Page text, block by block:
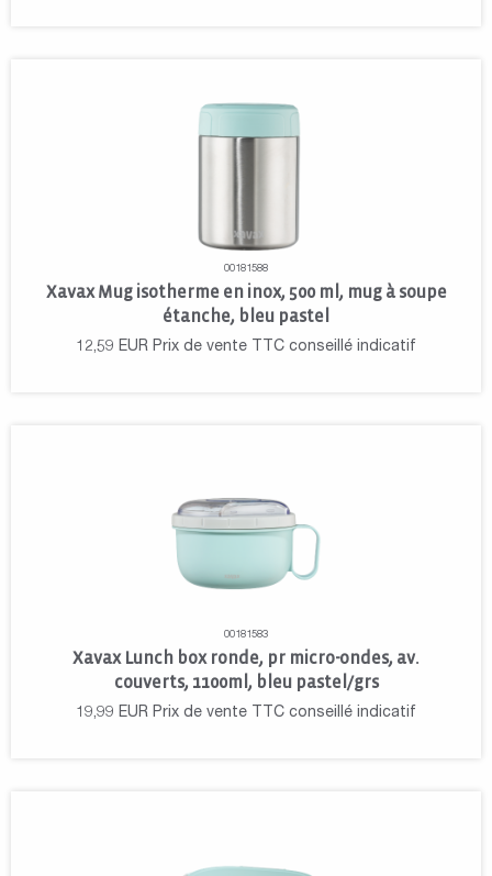
00181588
Xavax Mug isotherme en inox, 500 ml, mug à soupe
étanche, bleu pastel
12,59 EUR Prix de vente TTC conseillé indicatif
00181583
Xavax Lunch box ronde, pr micro-ondes, av.
couverts, 1100ml, bleu pastel/grs
19,99 EUR Prix de vente TTC conseillé indicatif